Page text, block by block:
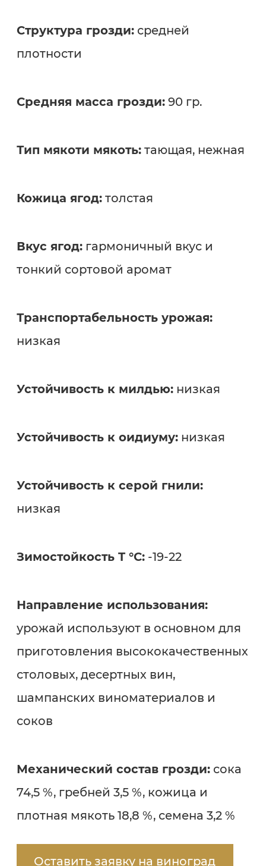
Структура грозди:средней
плотности
Средняя масса грозди:90 гр.
Тип мякоти мякоть:тающая, нежная
Кожица ягод:толстая
Вкус ягод:гармоничный вкус и
тонкий сортовой аромат
Транспортабельность урожая:
низкая
Устойчивость к милдью:низкая
Устойчивость к оидиуму:низкая
Устойчивость к серой гнили:
низкая
Зимостойкость T °C:-19-22
Направление использования:
урожай используют в основном для
приготовления высококачественных
столовых, десертных вин,
шампанских виноматериалов и
соков
Механический состав грозди:сока
74,5 %, гребней 3,5 %, кожица и
плотная мякоть 18,8 %, семена 3,2 %
Оставить заявку на виноград